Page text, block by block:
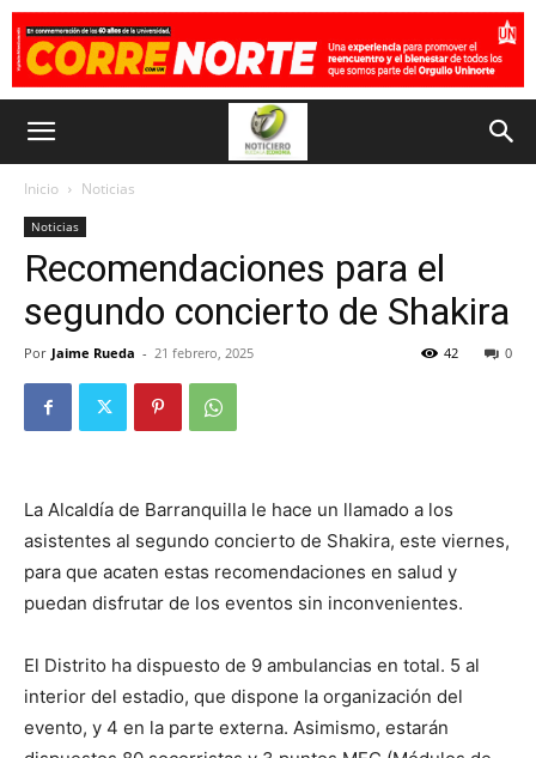
Inicio Noticias
Noticias
Recomendaciones para el
segundo concierto de Shakira
Por Jaime Rueda - 21 febrero, 2025 0
42
La Alcaldía de Barranquilla le hace un llamado a los
asistentes al segundo concierto de Shakira, este viernes,
para que acaten estas recomendaciones en salud y
puedan disfrutar de los eventos sin inconvenientes.
El Distrito ha dispuesto de 9 ambulancias en total. 5 al
interior del estadio, que dispone la organización del
evento, y 4 en la parte externa. Asimismo, estarán